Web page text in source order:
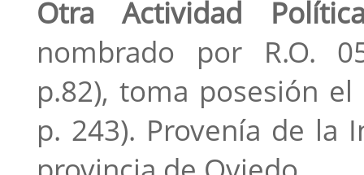
Otra Actividad
nombrado por R.O.
p.82), toma posesión
p. 243). Provenía de la